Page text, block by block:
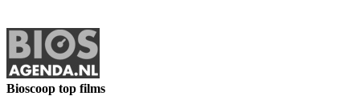
Bioscoop top films